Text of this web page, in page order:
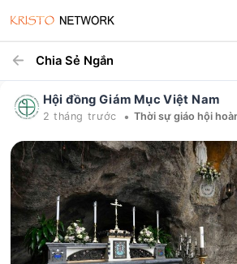
Chia Sẻ Ngắn
Hội đồng Giám Mục Việt Nam
2 tháng trước • Thời sự giáo hội